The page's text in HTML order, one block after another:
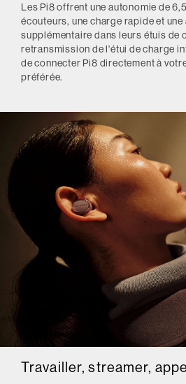
Les Pi8 offrent une autonomie de
écouteurs, une charge rapide et
supplémentaire dans leurs étuis de
retransmission de l'étui de charge
de connecter Pi8 directement à
préférée.
Travailler, streamer,